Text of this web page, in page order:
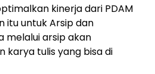
kinerja dari PDAM
itu untuk Arsip dan
melalui arsip akan
karya tulis yang bisa di